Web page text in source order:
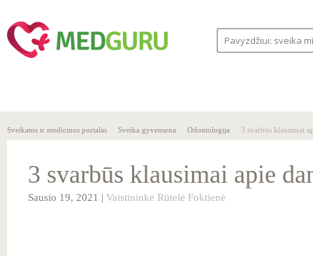
Sveikatos ir medicinos portalas Sveika gyvensena Odontologija 3 svarbūs klausimai
3 svarbūs klausimai apie
Sausio 19, 2021 | Vaistininkė Rūtelė Foktienė